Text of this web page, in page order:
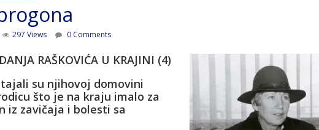
297 Views 0 Comments
RAŠKOVIĆA U KRAJINI (4)
su njihovoj domovini
što je na kraju imalo za
iz zavičaja i bolesti sa